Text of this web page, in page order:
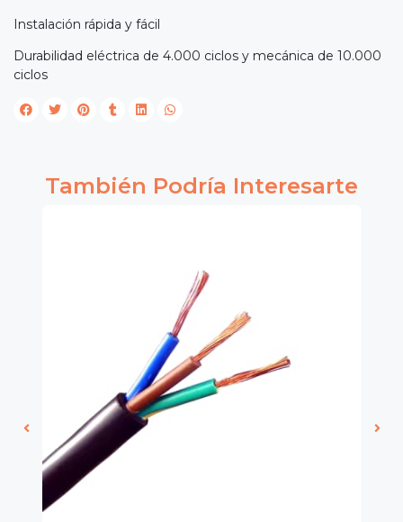
Instalación rápida y fácil
Durabilidad eléctrica de 4.000 ciclos y mecánica de 10.000
ciclos
También Podría Interesarte